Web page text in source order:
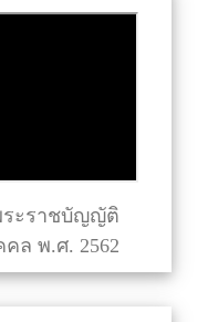
ระราชบัญญัติ
ล พ.ศ. 2562